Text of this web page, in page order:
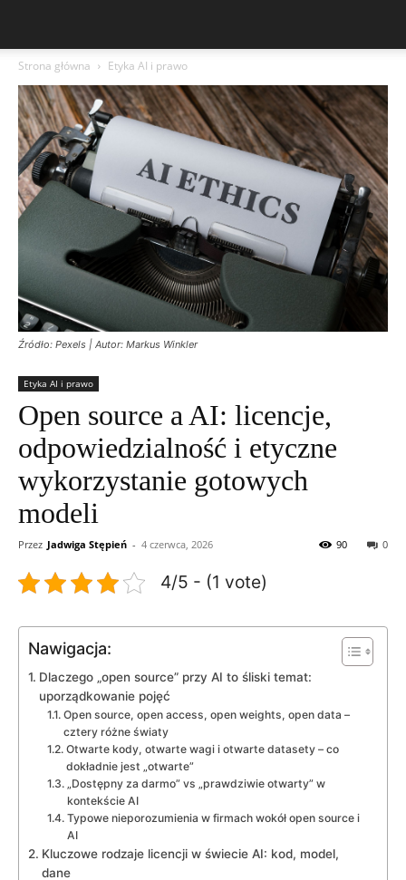
Strona główna Etyka AI i prawo
Źródło: Pexels | Autor: Markus Winkler
Etyka AI i prawo
Open source a AI: licencje,
odpowiedzialność i etyczne
wykorzystanie gotowych
modeli
Przez Jadwiga Stępień - 4 czerwca, 2026 0
90
4/5 - (1 vote)
Nawigacja:
Dlaczego „open source” przy AI to śliski temat:
uporządkowanie pojęć
Open source, open access, open weights, open data –
cztery różne światy
Otwarte kody, otwarte wagi i otwarte datasety – co
dokładnie jest „otwarte”
„Dostępny za darmo” vs „prawdziwie otwarty” w
kontekście AI
Typowe nieporozumienia w firmach wokół open source i
AI
Kluczowe rodzaje licencji w świecie AI: kod, model,
dane